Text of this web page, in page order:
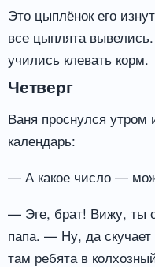
Это цыплёнок его
все цыплята
учились клевать корм.
Четверг
Ваня проснулся утром
календарь:
— А какое число —
— Эге, брат! Вижу, ты
папа. — Ну, да скучает
там ребята в